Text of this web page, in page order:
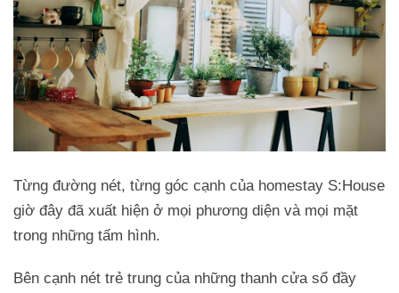
Từng đường nét, từng góc cạnh của homestay S:House
giờ đây đã xuất hiện ở mọi phương diện và mọi mặt
trong những tấm hình.
Bên cạnh nét trẻ trung của những thanh cửa sổ đầy